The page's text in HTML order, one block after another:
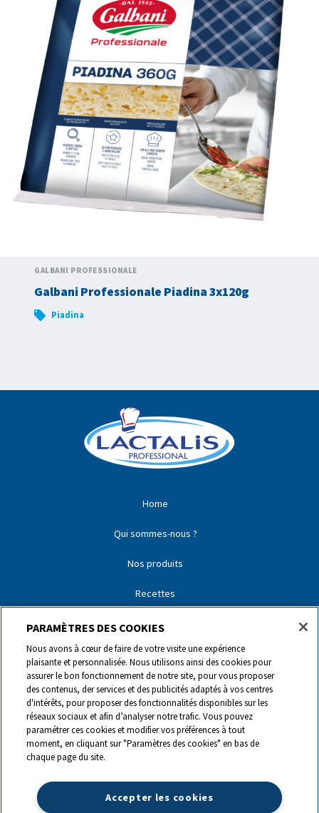
GALBANI PROFESSIONALE
Galbani Professionale Piadina 3x120g
Piadina
Home
Qui sommes-nous ?
Nos produits
Recettes
Nos partenaires
Nos marques
Contact
0844 440 440
PARAMÈTRES DES COOKIES
Nous avons à cœur de faire de votre visite une expérience
plaisante et personnalisée. Nous utilisons ainsi des cookies pour
assurer le bon fonctionnement de notre site, pour vous proposer
des contenus, der services et des publicités adaptés à vos centres
d'intérêts, pour proposer des fonctionnalités disponibles sur les
réseaux sociaux et afin d’analyser notre trafic. Vous pouvez
paramétrer ces cookies et modifier vos préférences à tout
moment, en cliquant sur "Paramètres des cookies" en bas de
chaque page du site.
Accepter les cookies